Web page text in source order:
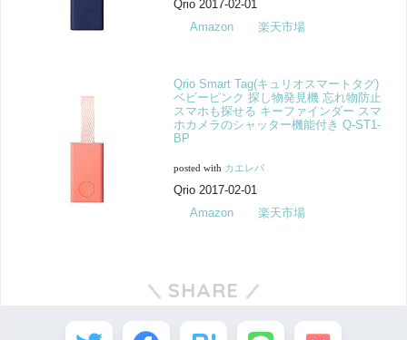
Qrio 2017-02-01
Amazon
楽天市場
Qrio Smart Tag(キュリオスマートタグ)
ベビーピンク 探し物発見機 忘れ物防止
スマホも探せる キーファインダー スマ
ホカメラのシャッター機能付き Q-ST1-
BP
posted with カエレバ
Qrio 2017-02-01
Amazon
楽天市場
SHARE